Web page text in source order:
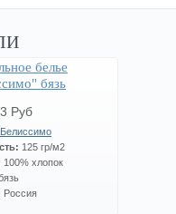
белье
бязь
Руб
Белиссимо
125 гр/м2
100% хлопок
Россия